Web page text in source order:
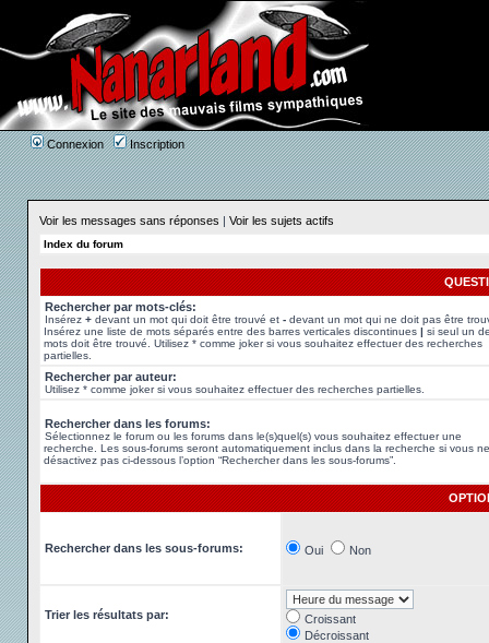
Connexion Inscription
Voir les messages sans réponses | Voir les sujets actifs
Index du forum
Rechercher par mots-clés:
Insérez + devant un mot qui doit être trouvé et - devant un mot qui ne doit pas être
Insérez une liste de mots séparés entre des barres verticales discontinues | si seul un
mots doit être trouvé. Utilisez * comme joker si vous souhaitez effectuer des recherches
partielles.
Rechercher par auteur:
Utilisez * comme joker si vous souhaitez effectuer des recherches partielles.
Rechercher dans les forums:
Sélectionnez le forum ou les forums dans le(s)quel(s) vous souhaitez effectuer une
recherche. Les sous-forums seront automatiquement inclus dans la recherche si vous ne
désactivez pas ci-dessous l’option “Rechercher dans les sous-forums”.
Rechercher dans les sous-forums: Oui Non
Trier les résultats par:
Croissant
Décroissant